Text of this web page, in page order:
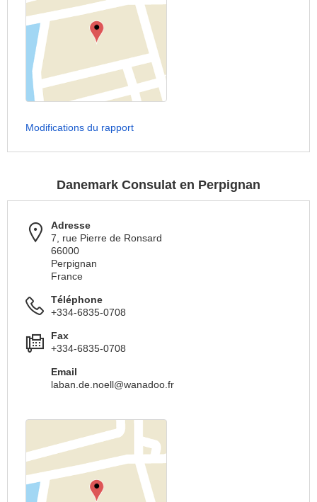
Modifications du rapport
Danemark Consulat en Perpignan
Adresse
7, rue Pierre de Ronsard
66000
Perpignan
France
Téléphone
+334-6835-0708
Fax
+334-6835-0708
Email
laban.de.noell@wanadoo.fr